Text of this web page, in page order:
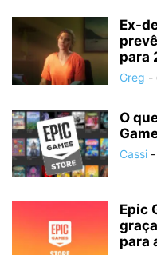
Ex-
para
Greg -
O
Cassi -
Epic
para